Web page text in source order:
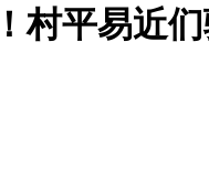
村平易近